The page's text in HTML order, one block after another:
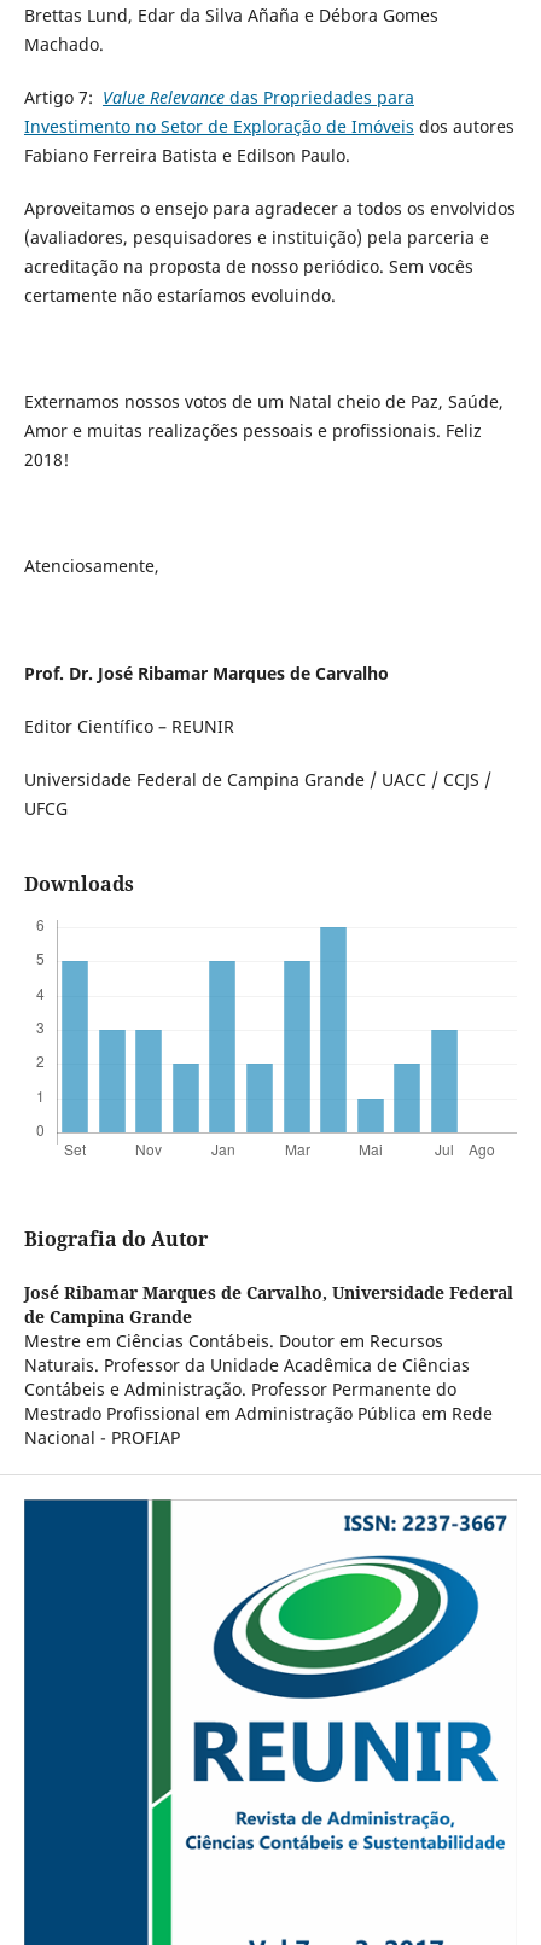
Brettas Lund, Edar da Silva Añaña e Débora Gomes
Machado.
Artigo 7: Value Relevancedas Propriedades para
Investimento no Setor de Exploração de Imóveis dos autores
Fabiano Ferreira Batista e Edilson Paulo.
Aproveitamos o ensejo para agradecer a todos os envolvidos
(avaliadores, pesquisadores e instituição) pela parceria e
acreditação na proposta de nosso periódico. Sem vocês
certamente não estaríamos evoluindo.
Externamos nossos votos de um Natal cheio de Paz, Saúde,
Amor e muitas realizações pessoais e profissionais. Feliz
2018!
Atenciosamente,
Prof. Dr. José Ribamar Marques de Carvalho
Editor Científico – REUNIR
Universidade Federal de Campina Grande / UACC / CCJS /
UFCG
Downloads
Biografia do Autor
José Ribamar Marques de Carvalho, Universidade Federal
de Campina Grande
Mestre em Ciências Contábeis. Doutor em Recursos
Naturais. Professor da Unidade Acadêmica de Ciências
Contábeis e Administração. Professor Permanente do
Mestrado Profissional em Administração Pública em Rede
Nacional - PROFIAP